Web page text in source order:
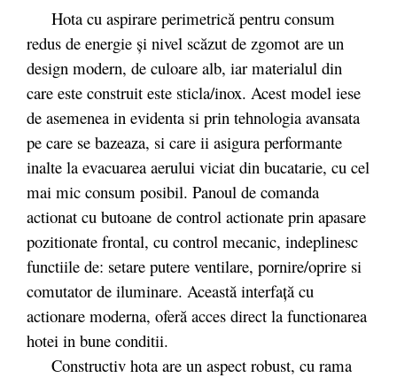
Hota cu aspirare perimetrică pentru consum
redus de energie şi nivel scăzut de zgomot are un
design modern, de culoare alb, iar materialul din
care este construit este sticla/inox. Acest model iese
de asemenea in evidenta si prin tehnologia avansata
pe care se bazeaza, si care ii asigura performante
inalte la evacuarea aerului viciat din bucatarie, cu cel
mai mic consum posibil. Panoul de comanda
actionat cu butoane de control actionate prin apasare
pozitionate frontal, cu control mecanic, indeplinesc
functiile de: setare putere ventilare, pornire/oprire si
comutator de iluminare. Această interfaţă cu
actionare moderna, oferă acces direct la functionarea
hotei in bune conditii.
Constructiv hota are un aspect robust, cu rama